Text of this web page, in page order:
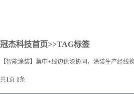
冠杰科技首页>>TAG标签
【智能涂装】集中+线边供漆协同，涂装生产经线
共1页 1条